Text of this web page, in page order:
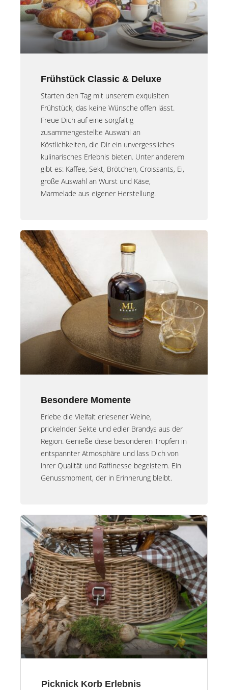
Frühstück Classic & Deluxe
Starten den Tag mit unserem exquisiten
Frühstück, das keine Wünsche offen lässt.
Freue Dich auf eine sorgfältig
zusammengestellte Auswahl an
Köstlichkeiten, die Dir ein unvergessliches
kulinarisches Erlebnis bieten. Unter anderem
gibt es: Kaffee, Sekt, Brötchen, Croissants, Ei,
große Auswahl an Wurst und Käse,
Marmelade aus eigener Herstellung.
Besondere Momente
Erlebe die Vielfalt erlesener Weine,
prickelnder Sekte und edler Brandys aus der
Region. Genieße diese besonderen Tropfen in
entspannter Atmosphäre und lass Dich von
ihrer Qualität und Raffinesse begeistern. Ein
Genussmoment, der in Erinnerung bleibt.
Picknick Korb Erlebnis